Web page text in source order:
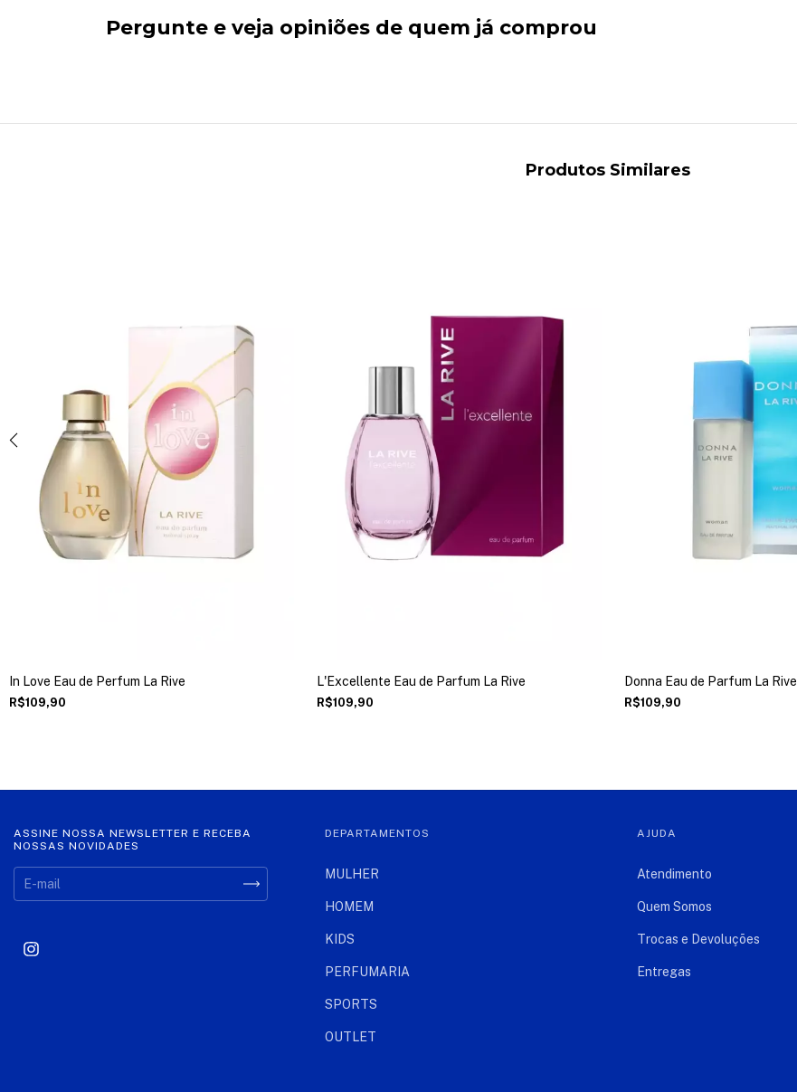
Pergunte e veja opiniões de quem já comprou
Produtos Similares
In Love Eau de Perfum La Rive
R$109,90
L'Excellente Eau de Parfum La Rive
R$109,90
Donna Eau de Parfum La Rive
R$109,90
ASSINE NOSSA NEWSLETTER E RECEBA
NOSSAS NOVIDADES
DEPARTAMENTOS
MULHER
HOMEM
KIDS
PERFUMARIA
SPORTS
OUTLET
AJUDA
Atendimento
Quem Somos
Trocas e Devoluções
Entregas